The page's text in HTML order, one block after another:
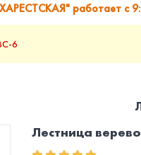
работает с
6
Лестница